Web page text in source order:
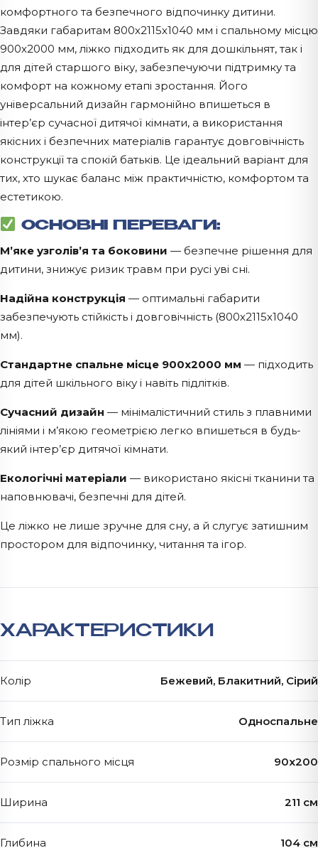
комфортного та безпечного відпочинку дитини.
Завдяки габаритам 800х2115х1040 мм і спальному місцю
900х2000 мм, ліжко підходить як для дошкільнят, так і
для дітей старшого віку, забезпечуючи підтримку та
комфорт на кожному етапі зростання. Його
універсальний дизайн гармонійно впишеться в
інтер’єр сучасної дитячої кімнати, а використання
якісних і безпечних матеріалів гарантує довговічність
конструкції та спокій батьків. Це ідеальний варіант для
тих, хто шукає баланс між практичністю, комфортом та
естетикою.
ОСНОВНІ ПЕРЕВАГИ:
М’яке узголів’я та боковини — безпечне рішення для
дитини, знижує ризик травм при русі уві сні.
Надійна конструкція — оптимальні габарити
забезпечують стійкість і довговічність (800х2115х1040
мм).
Стандартне спальне місце 900х2000 мм — підходить
для дітей шкільного віку і навіть підлітків.
Сучасний дизайн — мінімалістичний стиль з плавними
лініями і м’якою геометрією легко впишеться в будь-
який інтер’єр дитячої кімнати.
Екологічні матеріали — використано якісні тканини та
наповнювачі, безпечні для дітей.
Це ліжко не лише зручне для сну, а й слугує затишним
простором для відпочинку, читання та ігор.
ХАРАКТЕРИСТИКИ
Колір Бежевий, Блакитний, Сірий
Тип ліжка Односпальне
Розмір спального місця 90х200
Ширина 211 см
Глибина 104 см